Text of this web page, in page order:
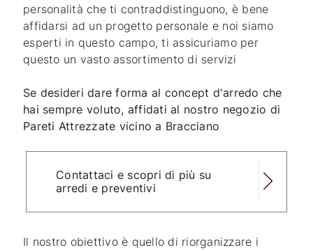
personalità che ti contraddistinguono, è bene
affidarsi ad un progetto personale e noi siamo
esperti in questo campo, ti assicuriamo per
questo un vasto assortimento di servizi
Se desideri dare forma al concept d'arredo che
hai sempre voluto, affidati al nostro negozio di
Pareti Attrezzate vicino a Bracciano
Contattaci e scopri di più su
arredi e preventivi
Il nostro obiettivo è quello di riorganizzare i